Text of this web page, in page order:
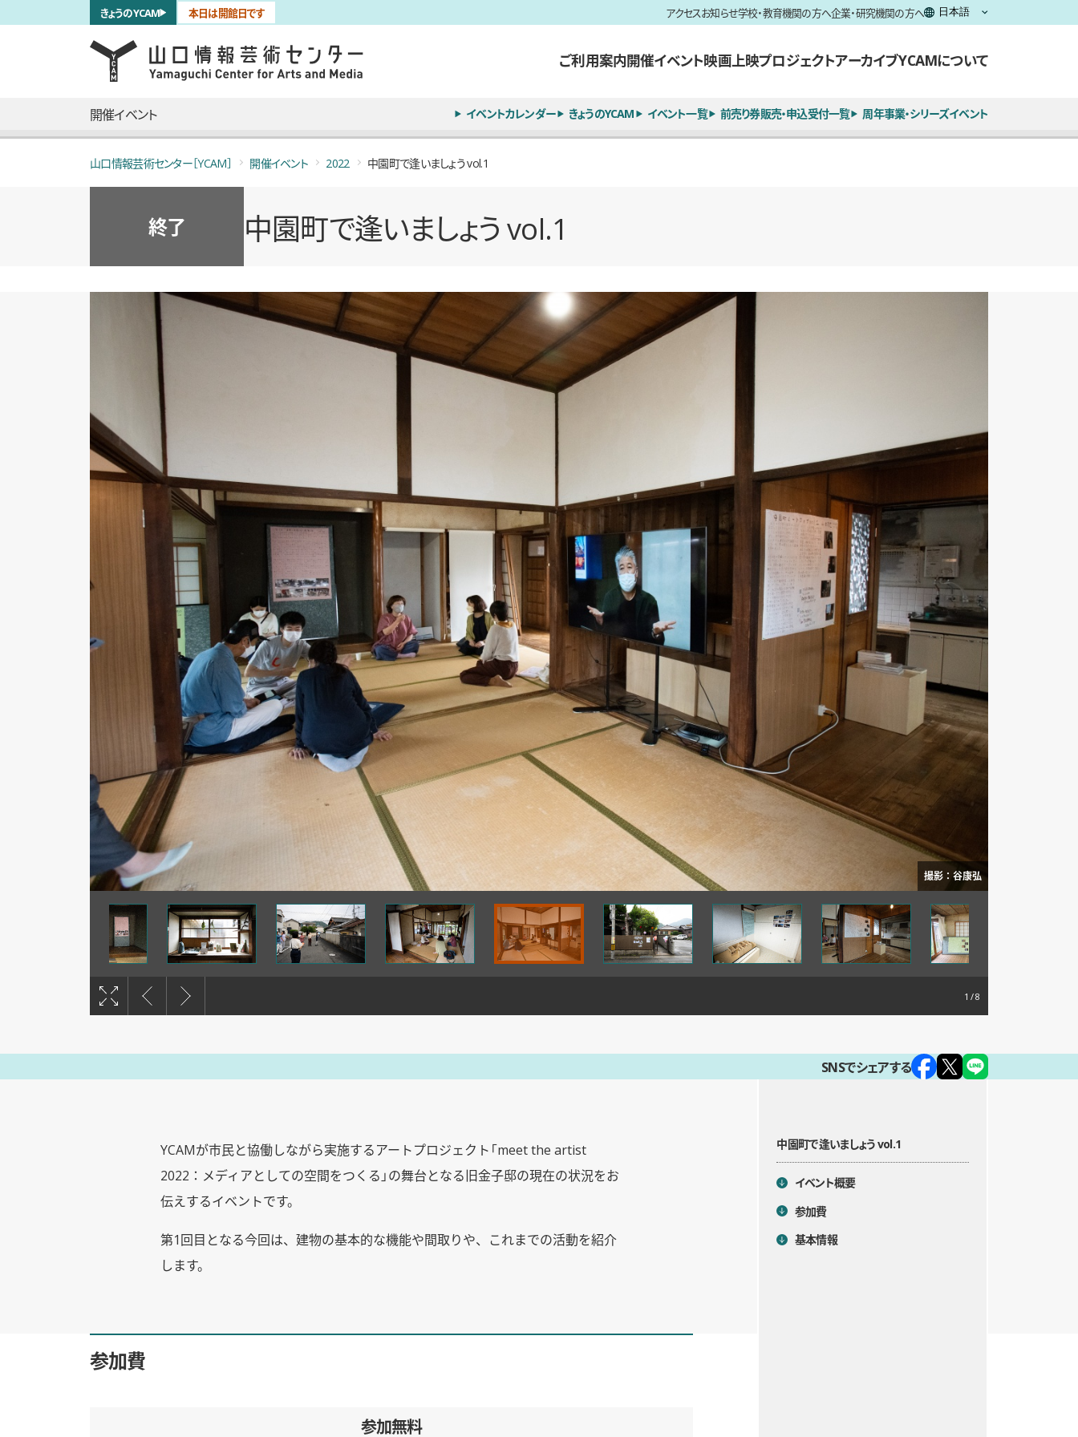
skip to main content 本日は開館日です
きょうのYCAM アクセスお知らせ学校・教育機関の方へ企業・研究機関の方へ
言語を切り替える
メインナビゲーション
ご利用案内開催イベント映画上映プロジェクトアーカイブYCAMについて
開催イベント イベントカレンダー きょうのYCAM イベント一覧 前売り券販売・申込受付一覧 周年事業・シリーズイベント
山口情報芸術センター［YCAM］ 開催イベント 2022 中園町で逢いましょう vol.1
終了 中園町で逢いましょう vol.1
全8枚のうち、1枚目のスライド
撮影：谷康弘
1
SNSでシェアする
目次
中園町で逢いましょう vol.1
イベント概要
参加費
基本情報
YCAMが市民と協働しながら実施するアートプロジェクト「meet the artist
2022：メディアとしての空間をつくる」の舞台となる旧金子邸の現在の状況をお
伝えするイベントです。
第1回目となる今回は、建物の基本的な機能や間取りや、これまでの活動を紹介
します。
参加費
参加無料